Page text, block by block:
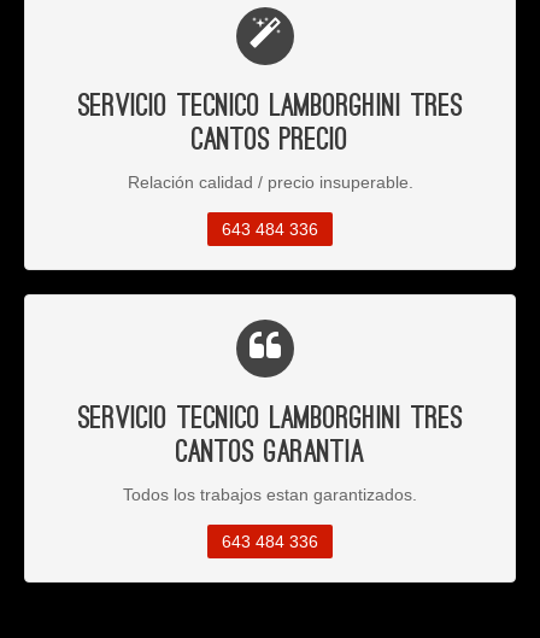
Servicio Tecnico Lamborghini Tres
Cantos Precio
Relación calidad / precio insuperable.
643 484 336
Servicio Tecnico Lamborghini Tres
Cantos Garantia
Todos los trabajos estan garantizados.
643 484 336